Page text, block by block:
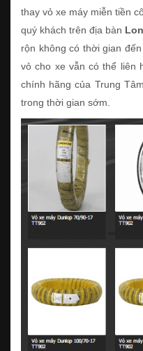
thay vỏ xe máy miễn tiền
quý khách trên địa bàn
rộn không có thời gian
vỏ cho xe vẫn có thể liên
chính hãng của Trung
trong thời gian sớm.